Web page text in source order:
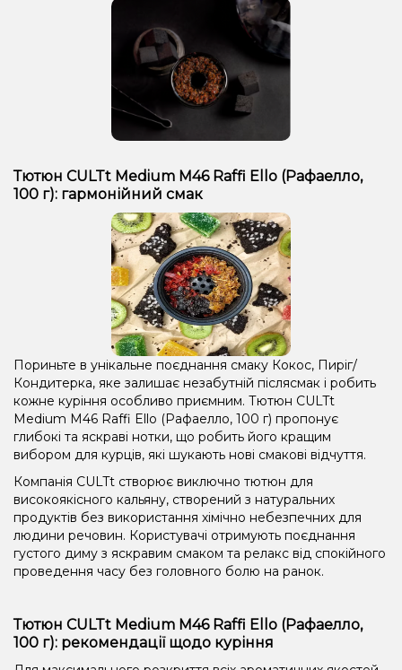
Тютюн CULTt Medium M46 Raffi Ello (Рафаелло,
100 г): гармонійний смак
Пориньте в унікальне поєднання смаку Кокос, Пиріг/
Кондитерка, яке залишає незабутній післясмак і робить
кожне куріння особливо приємним. Тютюн CULTt
Medium M46 Raffi Ello (Рафаелло, 100 г) пропонує
глибокі та яскраві нотки, що робить його кращим
вибором для курців, які шукають нові смакові відчуття.
Компанія CULTt створює виключно тютюн для
високоякісного кальяну, створений з натуральних
продуктів без використання хімічно небезпечних для
людини речовин. Користувачі отримують поєднання
густого диму з яскравим смаком та релакс від спокійного
проведення часу без головного болю на ранок.
Тютюн CULTt Medium M46 Raffi Ello (Рафаелло,
100 г): рекомендації щодо куріння